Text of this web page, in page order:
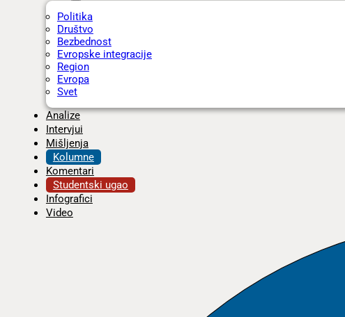
Politika
Društvo
Bezbednost
Evropske integracije
Region
Evropa
Svet
Analize
Intervjui
Mišljenja
Kolumne
Komentari
Studentski ugao
Infografici
Video